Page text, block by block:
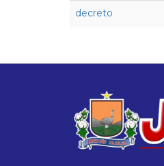
decreto